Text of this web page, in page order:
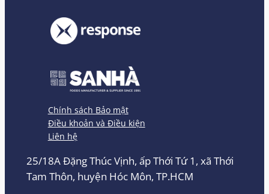
Chính sách Bảo mật
Điều khoản và Điều kiện
Liên hệ
25/18A Đặng Thúc Vịnh, ấp Thới Tứ 1, xã Thới
Tam Thôn, huyện Hóc Môn, TP.HCM